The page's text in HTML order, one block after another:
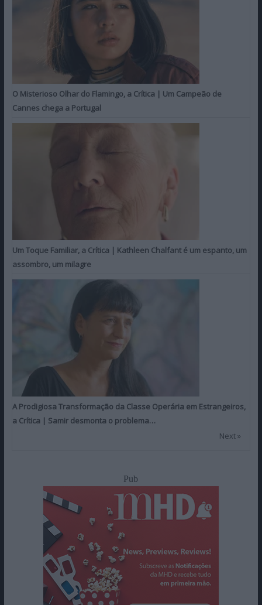
O Misterioso Olhar do Flamingo, a Crítica | Um Campeão de
Cannes chega a Portugal
Um Toque Familiar, a Crítica | Kathleen Chalfant é um espanto, um
assombro, um milagre
A Prodigiosa Transformação da Classe Operária em Estrangeiros,
a Crítica | Samir desmonta o problema…
Next »
Pub